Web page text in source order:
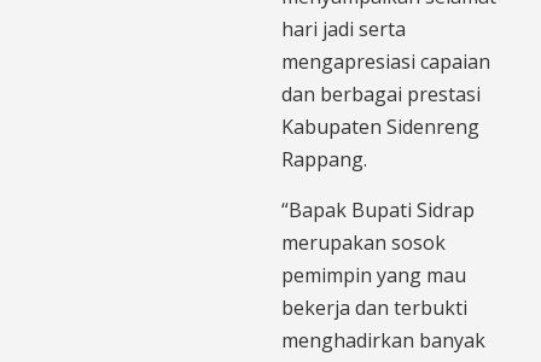
hari jadi serta
mengapresiasi capaian
dan berbagai prestasi
Kabupaten Sidenreng
Rappang.
“Bapak Bupati Sidrap
merupakan sosok
pemimpin yang mau
bekerja dan terbukti
menghadirkan banyak